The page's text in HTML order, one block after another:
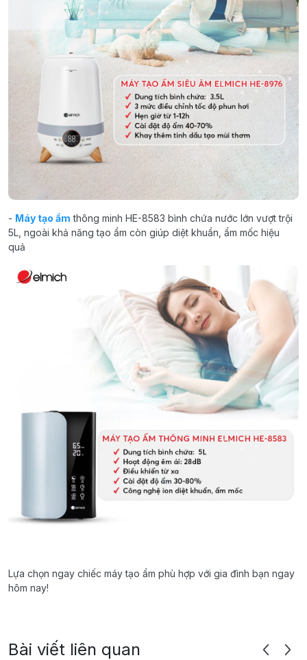
- Máy tạo ẩm thông minh HE-8583 bình chứa nước lớn vượt trội
5L, ngoài khả năng tạo ẩm còn giúp diệt khuẩn, ẩm mốc hiệu
quả
Lựa chọn ngay chiếc máy tạo ẩm phù hợp với gia đình bạn ngay
hôm nay!
Bài viết liên quan